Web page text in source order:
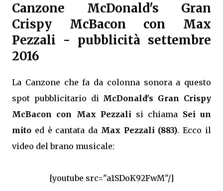
Canzone McDonald's Gran
Crispy McBacon con Max
Pezzali - pubblicità settembre
2016
La Canzone che fa da colonna sonora a questo
spot pubblicitario di McDonald's Gran Crispy
McBacon con Max Pezzali si chiama Sei un
mito ed è cantata da Max Pezzali (883). Ecco il
video del brano musicale:
[youtube src="a1SDoK92FwM"/]